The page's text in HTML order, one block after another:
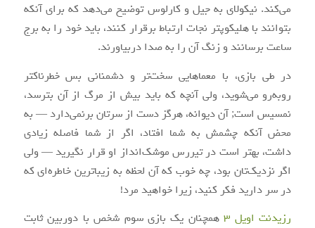
می‌کند. نیکولای به جیل و کارلوس توضیح می‌دهد که برای آنکه
بتوانند با هلیکوپتر نجات ارتباط برقرار کنند، باید خود را به برج
ساعت برسانند و زنگ آن را به صدا دربیاورند.
در طی بازی، با معماهایی سخت‌تر و دشمنانی بس خطرناکتر
روبه‌رو می‌شوید، ولی آنچه که باید بیش از مرگ از آن بترسد،
نمسیس است; آن دیوانه، هرگز دست از سرتان برنمی‌دارد — به
محض آنکه چشمش به شما افتاد، اگر از شما فاصله زیادی
داشت، بهتر است در تیررس موشک‌انداز او قرار نگیرید — ولی
اگر نزدیک‌تان بود، چه خوب که آن لحظه به زیباترین خاطره‌ای که
در سر دارید فکر کنید، زیرا خواهید مرد!
رزیدنت اویل ۳
همچنان یک بازی سوم شخص با دوربین ثابت